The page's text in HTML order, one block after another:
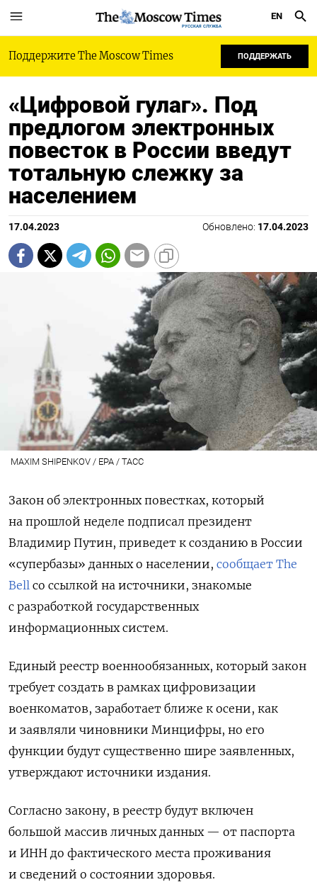
РУССКАЯ СЛУЖБА
EN
Поддержите The Moscow Times ПОДДЕРЖАТЬ
«Цифровой гулаг». Под
предлогом электронных
повесток в России введут
тотальную слежку за
населением
17.04.2023 Обновлено: 17.04.2023
MAXIM SHIPENKOV / EPA / ТАСС
Закон об электронных повестках, который
на прошлой неделе подписал президент
Владимир Путин, приведет к созданию в России
«супербазы» данных о населении, сообщает The
Bell со ссылкой на источники, знакомые
с разработкой государственных
информационных систем.
Единый реестр военнообязанных, который закон
требует создать в рамках цифровизации
военкоматов, заработает ближе к осени, как
и заявляли чиновники Минцифры, но его
функции будут существенно шире заявленных,
утверждают источники издания.
Согласно закону, в реестр будут включен
большой массив личных данных — от паспорта
и ИНН до фактического места проживания
и сведений о состоянии здоровья.